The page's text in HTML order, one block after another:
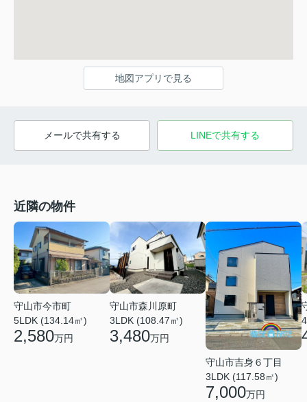
地図アプリで見る
メールで共有する LINEで共有する
近隣の物件
守山市今市町
5LDK (134.14㎡)
2,580万円
守山市森川原町
3LDK (108.47㎡)
3,480万円
守山市吉身６丁目
3LDK (117.58㎡)
7,000万円